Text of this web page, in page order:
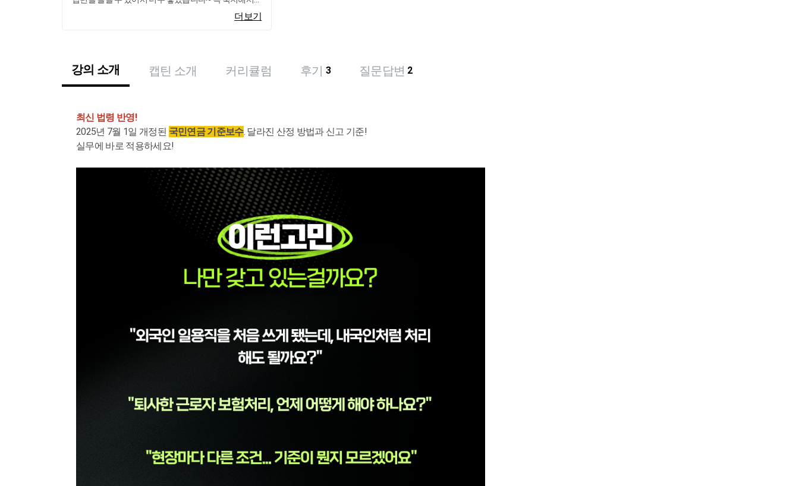
더보기
강의 소개 캡틴 소개 커리큘럼 후기 3 질문답변 2
최신 법령 반영!
2025년 7월 1일 개정된 국민연금 기준보수. 달라진 산정 방법과 신고 기준!
실무에 바로 적용하세요!